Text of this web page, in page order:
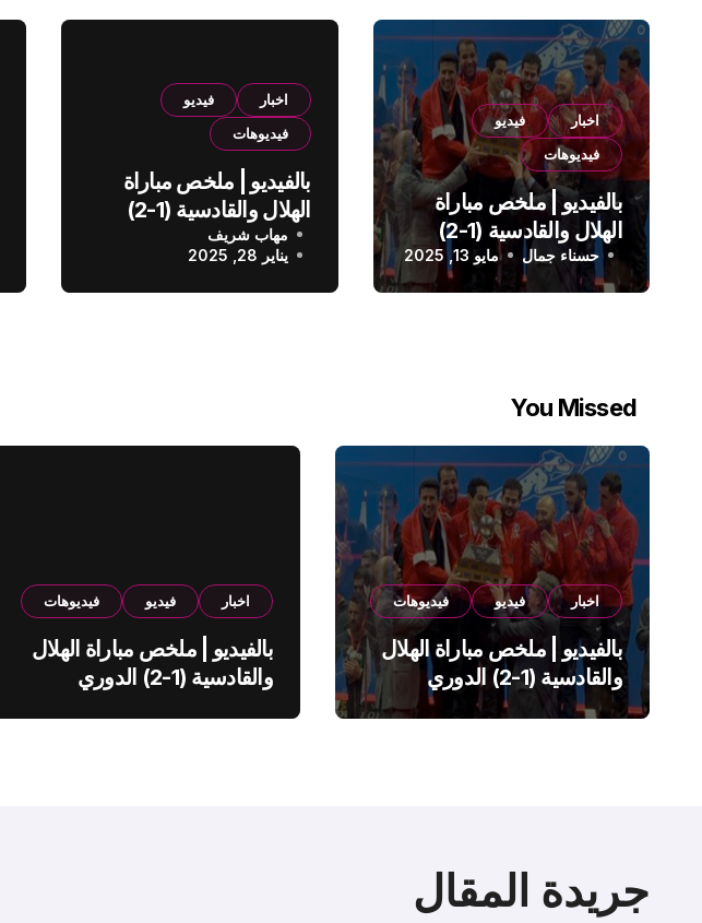
اخبار
فيديو
فيديوهات
بالفيديو | ملخص مباراة
الهلال والقادسية (1-2)
الدوري السعودي
حسناء جمال مايو 13, 2025
اخبار
فيديو
فيديوهات
بالفيديو | ملخص مباراة
الهلال والقادسية (1-2)
الدوري السعودي
مهاب شريف
يناير 28, 2025
You Missed
اخبار فيديو فيديوهات
بالفيديو | ملخص مباراة الهلال
والقادسية (1-2) الدوري
السعودي
اخبار فيديو فيديوهات
بالفيديو | ملخص مباراة الهلال
والقادسية (1-2) الدوري
جريدة المقال